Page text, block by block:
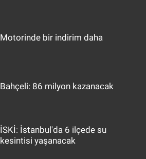
Motorinde bir indirim daha
Bahçeli: 86 milyon kazanacak
İSKİ: İstanbul'da 6 ilçede su
kesintisi yaşanacak